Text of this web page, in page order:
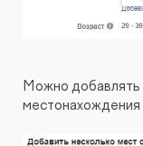
Можно добавлять
местонахождения